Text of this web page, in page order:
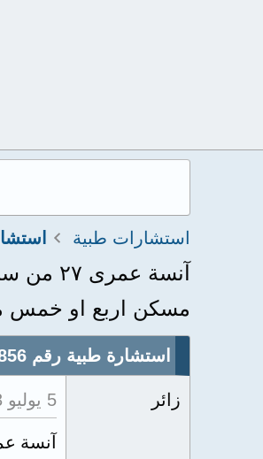
استشارات طبية
آنسة
مسكن اربع او خمس
استشارة طبية رقم 60856
زائر 5 يوليو 2023